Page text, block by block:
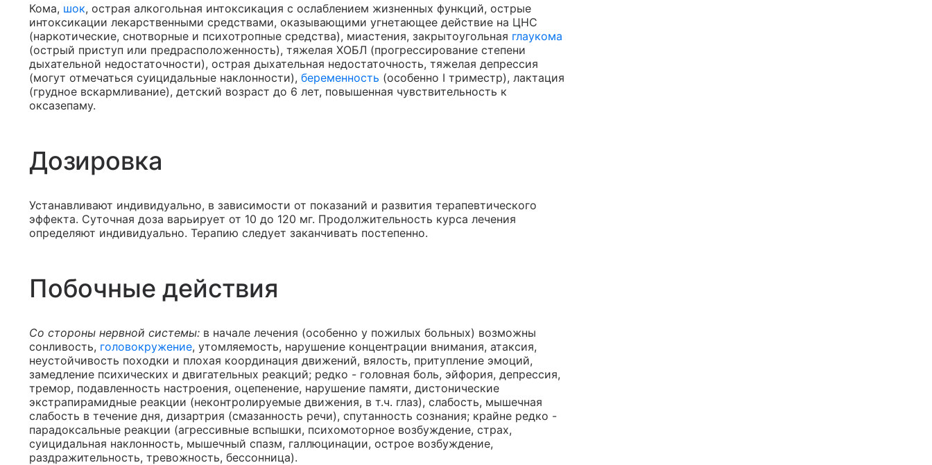
Кома, шок, острая алкогольная интоксикация с ослаблением жизненных функций, острые
интоксикации лекарственными средствами, оказывающими угнетающее действие на ЦНС
(наркотические, снотворные и психотропные средства), миастения, закрытоугольная глаукома
(острый приступ или предрасположенность), тяжелая ХОБЛ (прогрессирование степени
дыхательной недостаточности), острая дыхательная недостаточность, тяжелая депрессия
(могут отмечаться суицидальные наклонности), беременность (особенно I триместр), лактация
(грудное вскармливание), детский возраст до 6 лет, повышенная чувствительность к
оксазепаму.
Дозировка
Устанавливают индивидуально, в зависимости от показаний и развития терапевтического
эффекта. Суточная доза варьирует от 10 до 120 мг. Продолжительность курса лечения
определяют индивидуально. Терапию следует заканчивать постепенно.
Побочные действия
Со стороны нервной системы: в начале лечения (особенно у пожилых больных) возможны
сонливость, головокружение, утомляемость, нарушение концентрации внимания, атаксия,
неустойчивость походки и плохая координация движений, вялость, притупление эмоций,
замедление психических и двигательных реакций; редко - головная боль, эйфория, депрессия,
тремор, подавленность настроения, оцепенение, нарушение памяти, дистонические
экстрапирамидные реакции (неконтролируемые движения, в т.ч. глаз), слабость, мышечная
слабость в течение дня, дизартрия (смазанность речи), спутанность сознания; крайне редко -
парадоксальные реакции (агрессивные вспышки, психомоторное возбуждение, страх,
суицидальная наклонность, мышечный спазм, галлюцинации, острое возбуждение,
раздражительность, тревожность, бессонница).